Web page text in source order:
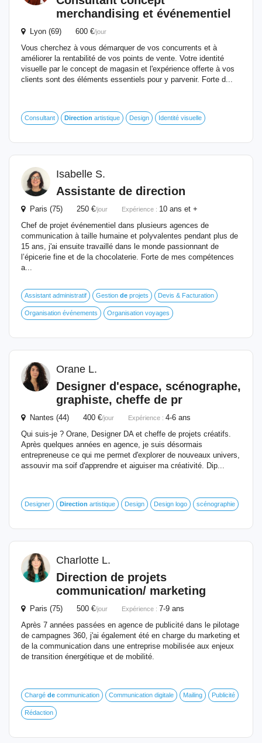
merchandising et événementiel
Lyon (69) 600 €/jour
Vous cherchez à vous démarquer de vos concurrents et à
améliorer la rentabilité de vos points de vente. Votre identité
visuelle par le concept de magasin et l'expérience offerte à vos
clients sont des éléments essentiels pour y parvenir. Forte d...
Consultant Direction artistique Design Identité visuelle
Isabelle S.
Assistante de direction
Paris (75) 250 €/jour Expérience : 10 ans et +
Chef de projet événementiel dans plusieurs agences de
communication à taille humaine et polyvalentes pendant plus de
15 ans, j'ai ensuite travaillé dans le monde passionnant de
l’épicerie fine et de la chocolaterie. Forte de mes compétences
a...
Assistant administratif Gestion de projets Devis & Facturation
Organisation événements Organisation voyages
Orane L.
Designer d'espace, scénographe,
graphiste, cheffe de pr
Nantes (44) 400 €/jour Expérience : 4-6 ans
Qui suis-je ? Orane, Designer DA et cheffe de projets créatifs.
Après quelques années en agence, je suis désormais
entrepreneuse ce qui me permet d'explorer de nouveaux univers,
assouvir ma soif d'apprendre et aiguiser ma créativité. Dip...
Designer Direction artistique Design Design logo scénographie
Charlotte L.
Direction de projets
communication/ marketing
Paris (75) 500 €/jour Expérience : 7-9 ans
Après 7 années passées en agence de publicité dans le pilotage
de campagnes 360, j'ai également été en charge du marketing et
de la communication dans une entreprise mobilisée aux enjeux
de transition énergétique et de mobilité.
Chargé de communication Communication digitale Mailing Publicité
Rédaction